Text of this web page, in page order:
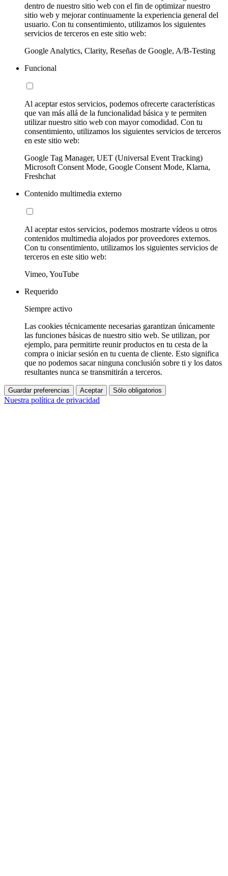
dentro de nuestro sitio web con el fin de optimizar nuestro
sitio web y mejorar continuamente la experiencia general del
usuario. Con tu consentimiento, utilizamos los siguientes
servicios de terceros en este sitio web:
Google Analytics, Clarity, Reseñas de Google, A/B-Testing
Funcional
Al aceptar estos servicios, podemos ofrecerte características
que van más allá de la funcionalidad básica y te permiten
utilizar nuestro sitio web con mayor comodidad. Con tu
consentimiento, utilizamos los siguientes servicios de terceros
en este sitio web:
Google Tag Manager, UET (Universal Event Tracking)
Microsoft Consent Mode, Google Consent Mode, Klarna,
Freshchat
Contenido multimedia externo
Al aceptar estos servicios, podemos mostrarte vídeos u otros
contenidos multimedia alojados por proveedores externos.
Con tu consentimiento, utilizamos los siguientes servicios de
terceros en este sitio web:
Vimeo, YouTube
Requerido
Siempre activo
Las cookies técnicamente necesarias garantizan únicamente
las funciones básicas de nuestro sitio web. Se utilizan, por
ejemplo, para permitirte reunir productos en tu cesta de la
compra o iniciar sesión en tu cuenta de cliente. Esto significa
que no podemos sacar ninguna conclusión sobre ti y los datos
resultantes nunca se transmitirán a terceros.
Guardar preferencias Aceptar Sólo obligatorios
Nuestra política de privacidad